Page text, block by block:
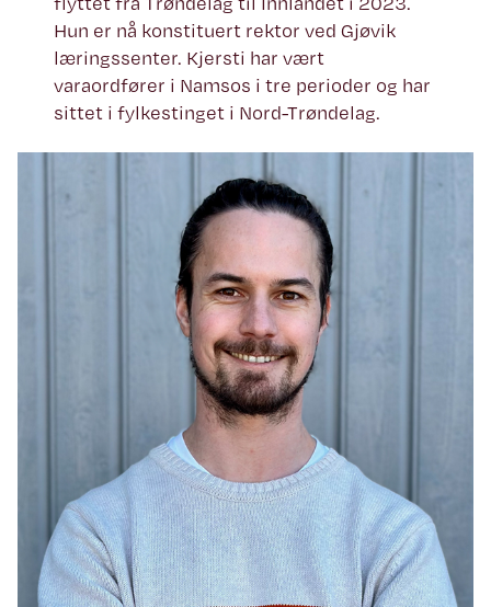
Hun er nå konstituert rektor ved Gjøvik
læringssenter. Kjersti har vært
varaordfører i Namsos i tre perioder og har
sittet i fylkestinget i Nord-Trøndelag.